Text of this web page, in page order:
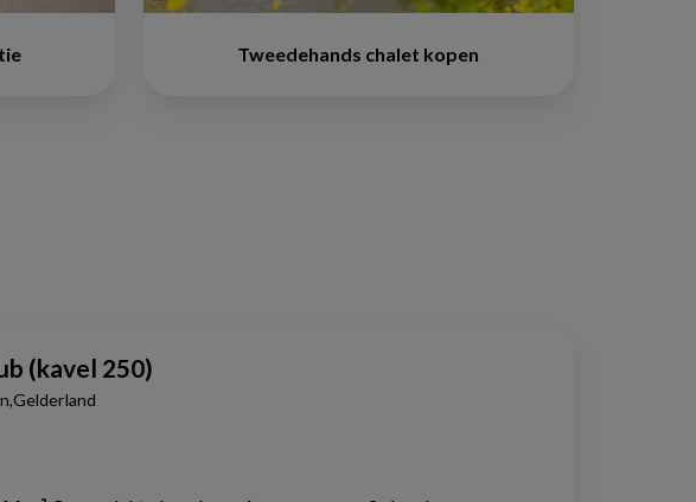
Tweedehands chalet kopen
(kavel 250)